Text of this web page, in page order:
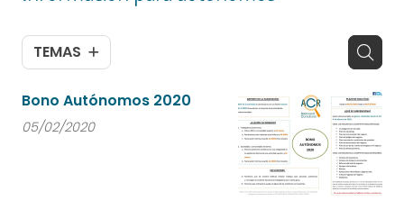
TEMAS
Bono Autónomos 2020
05/02/2020